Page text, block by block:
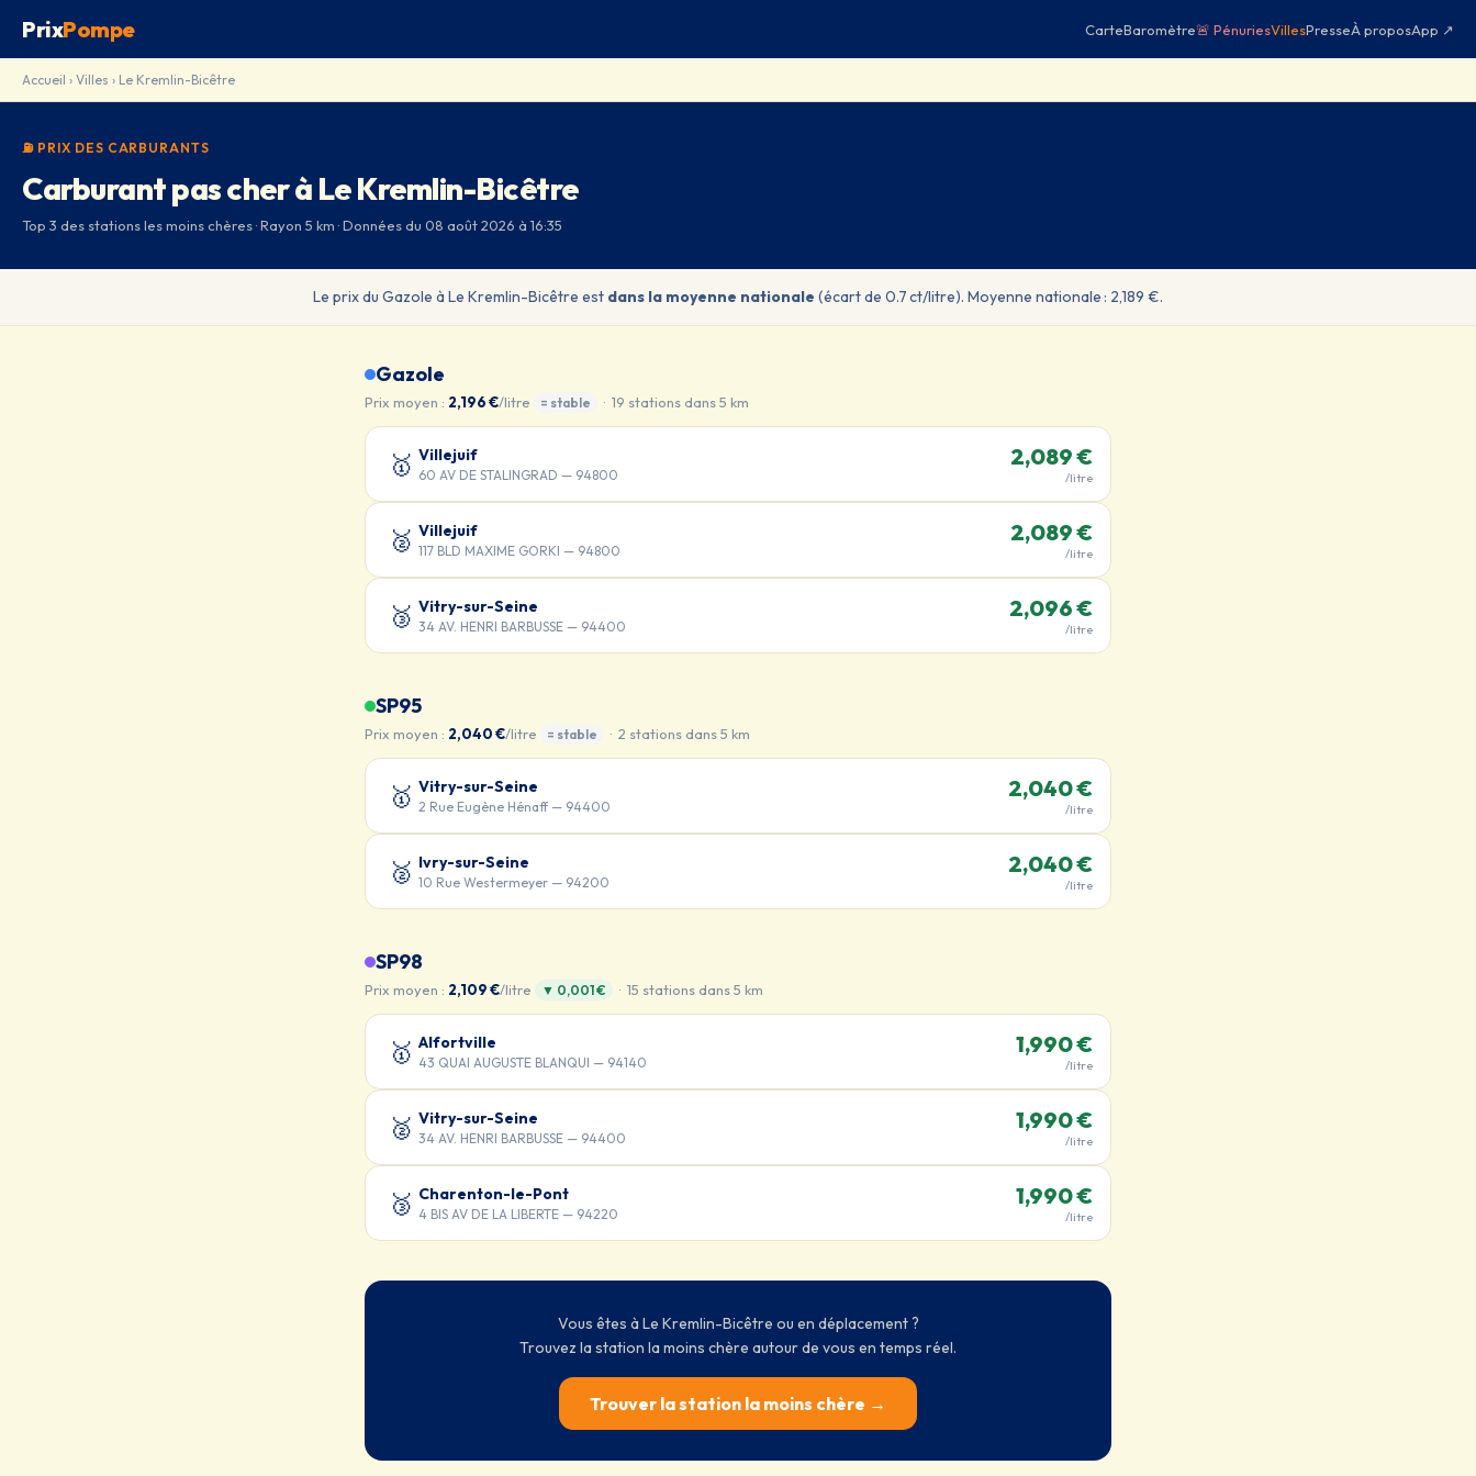
PrixPompe CarteBaromètre🚨 PénuriesVillesPresseÀ proposApp ↗
Accueil › Villes › Le Kremlin-Bicêtre
⛽ PRIX DES CARBURANTS
Carburant pas cher à Le Kremlin-Bicêtre
Top 3 des stations les moins chères · Rayon 5 km · Données du 08 août 2026 à 16:35
Le prix du Gazole à Le Kremlin-Bicêtre est dans la moyenne nationale (écart de 0.7 ct/litre). Moyenne nationale : 2,189 €.
Gazole
Prix moyen : 2,196 €/litre = stable · 19 stations dans 5 km
🥇 Villejuif
60 AV DE STALINGRAD — 94800
2,089 €
/litre
🥈 Villejuif
117 BLD MAXIME GORKI — 94800
2,089 €
/litre
🥉 Vitry-sur-Seine
34 AV. HENRI BARBUSSE — 94400
2,096 €
/litre
SP95
Prix moyen : 2,040 €/litre = stable · 2 stations dans 5 km
🥇 Vitry-sur-Seine
2 Rue Eugène Hénaff — 94400
2,040 €
/litre
🥈 Ivry-sur-Seine
10 Rue Westermeyer — 94200
2,040 €
/litre
SP98
Prix moyen : 2,109 €/litre ▼ 0,001 € · 15 stations dans 5 km
🥇 Alfortville
43 QUAI AUGUSTE BLANQUI — 94140
1,990 €
/litre
🥈 Vitry-sur-Seine
34 AV. HENRI BARBUSSE — 94400
1,990 €
/litre
🥉 Charenton-le-Pont
4 BIS AV DE LA LIBERTE — 94220
1,990 €
/litre
Vous êtes à Le Kremlin-Bicêtre ou en déplacement ?
Trouvez la station la moins chère autour de vous en temps réel.
Trouver la station la moins chère →